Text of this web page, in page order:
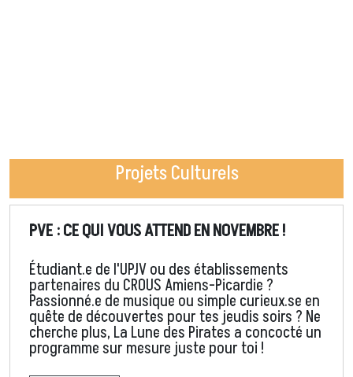
Projets Culturels
PVE : CE QUI VOUS ATTEND EN NOVEMBRE !
Étudiant.e de l'UPJV ou des établissements
partenaires du CROUS Amiens-Picardie ?
Passionné.e de musique ou simple curieux.se en
quête de découvertes pour tes jeudis soirs ? Ne
cherche plus, La Lune des Pirates a concocté un
programme sur mesure juste pour toi !